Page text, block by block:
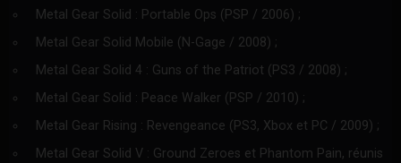
Metal Gear Solid : Portable Ops (PSP / 2006) ;
Metal Gear Solid Mobile (N-Gage / 2008) ;
Metal Gear Solid 4 : Guns of the Patriot (PS3 / 2008) ;
Metal Gear Solid : Peace Walker (PSP / 2010) ;
Metal Gear Rising : Revengeance (PS3, Xbox et PC / 2009) ;
Metal Gear Solid V : Ground Zeroes et Phantom Pain, réunis